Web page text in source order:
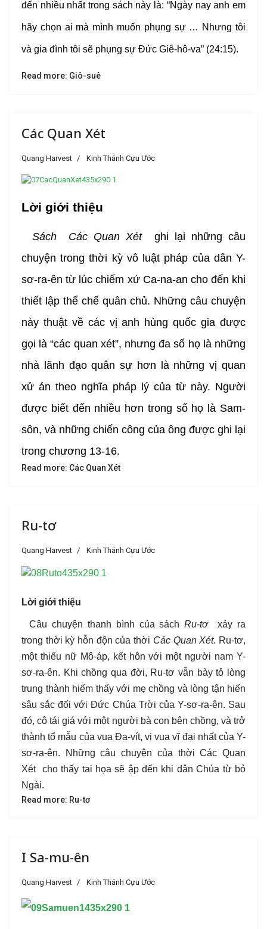
đến nhiều nhất trong sách này là: “Ngày nay anh em
hãy chọn ai mà mình muốn phụng sự … Nhưng tôi
và gia đình tôi sẽ phụng sự Đức Giê-hô-va” (24:15).
Read more: Giô-suê
Các Quan Xét
Quang Harvest Kinh Thánh Cựu Ước
Lời giới thiệu
Sách Các Quan Xét
ghi lại những câu
chuyện trong thời kỳ vô luật pháp của dân Y-
sơ-ra-ên từ lúc chiếm xứ Ca-na-an cho đến khi
thiết lập thể chế quân chủ. Những câu chuyện
này thuật về các vị anh hùng quốc gia được
gọi là “các quan xét”, nhưng đa số họ là những
nhà lãnh đạo quân sự hơn là những vị quan
xử án theo nghĩa pháp lý của từ này. Người
được biết đến nhiều hơn trong số họ là Sam-
sôn, và những chiến công của ông được ghi lại
trong chương 13-16.
Read more: Các Quan Xét
Ru-tơ
Quang Harvest Kinh Thánh Cựu Ước
Lời giới thiệu
Câu chuyện thanh bình của sáchRu-tơ
xảy ra
trong thời kỳ hỗn độn của thời Các Quan Xét. Ru-tơ,
một thiếu nữ Mô-áp, kết hôn với một người nam Y-
sơ-ra-ên. Khi chồng qua đời, Ru-tơ vẫn bày tỏ lòng
trung thành hiếm thấy với mẹ chồng và lòng tận hiến
sâu sắc đối với Đức Chúa Trời của Y-sơ-ra-ên. Sau
đó, cô tái giá với một người bà con bên chồng, và trở
thành tổ mẫu của vua Đa-vít, vị vua vĩ đại nhất của Y-
sơ-ra-ên.
Những câu chuyện của thờiCác Quan
Xét
cho thấy tai họa sẽ ập đến khi dân Chúa từ bỏ
Ngài.
Read more: Ru-tơ
I Sa-mu-ên
Quang Harvest Kinh Thánh Cựu Ước